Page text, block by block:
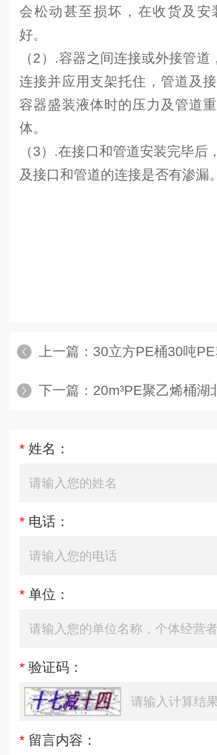
会松动甚至损坏，在收货及
好。
（2）.容器之间连接或外接管
连接并应用支架托住，管道及
容器盛装液体时的压力及管道
体。
（3）.在接口和管道安装完毕后
及接口和管道的连接是否有渗漏
上一篇： 30立方PE桶30吨PE塑料材质
下一篇： 20m³PE聚乙烯桶湖北耐酸碱
* 姓名：
* 电话：
* 单位：
* 验证码：
* 留言内容：